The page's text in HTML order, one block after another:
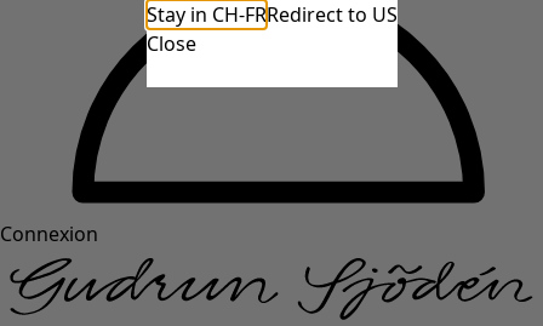
Connexion
Stay in CH-FRRedirect to US
Close